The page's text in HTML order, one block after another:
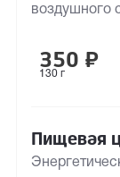
воздушного
350 ₽
130 г
Пищевая